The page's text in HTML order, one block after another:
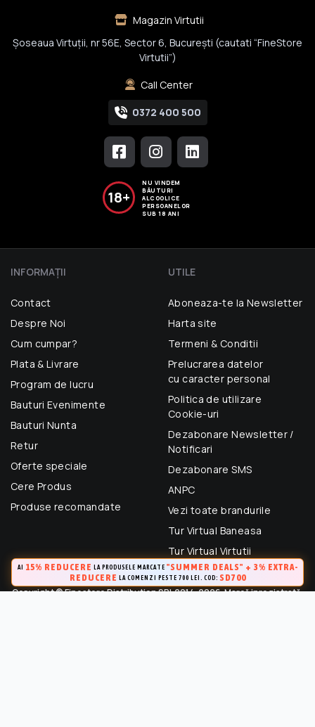
Magazin Virtutii
Șoseaua Virtuții, nr 56E, Sector 6, București (cautati “FineStore
Virtutii”)
Call Center
0372 400 500
18+
NU VINDEM
BĂUTURI
ALCOOLICE
PERSOANELOR
SUB 18 ANI
INFORMAŢII
Contact
Despre Noi
Cum cumpar?
Plata & Livrare
Program de lucru
Bauturi Evenimente
Bauturi Nunta
Retur
Oferte speciale
Cere Produs
Produse recomandate
UTILE
Aboneaza-te la Newsletter
Harta site
Termeni & Conditii
Prelucrarea datelor
cu caracter personal
Politica de utilizare
Cookie-uri
Dezabonare Newsletter /
Notificari
Dezabonare SMS
ANPC
Vezi toate brandurile
Tur Virtual Baneasa
Tur Virtual Virtutii
Copyright © Finestore Distribution SRL 2014-2026. Marcă inregistrată.
AI 15% REDUCERE LA PRODUSELE MARCATE "SUMMER DEALS" + 3% EXTRA-
REDUCERE LA COMENZI PESTE 700 LEI. COD: SD700